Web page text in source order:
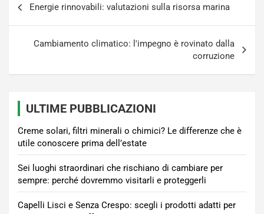
articoli
Energie rinnovabili: valutazioni sulla risorsa marina
Cambiamento climatico: l'impegno è rovinato dalla
corruzione
ULTIME PUBBLICAZIONI
Creme solari, filtri minerali o chimici? Le differenze che è
utile conoscere prima dell’estate
Sei luoghi straordinari che rischiano di cambiare per
sempre: perché dovremmo visitarli e proteggerli
Capelli Lisci e Senza Crespo: scegli i prodotti adatti per